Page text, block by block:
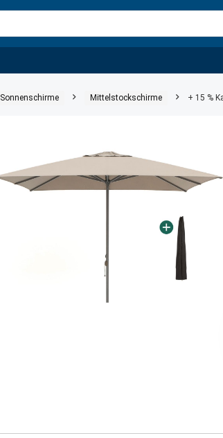
Sonnenschirme Mittelstockschirme + 15 %